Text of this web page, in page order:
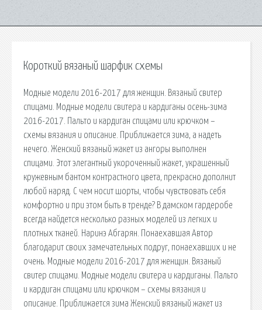
Короткий вязаный шарфик схемы
Модные модели 2016-2017 для женщин. Вязаный свитер
спицами. Модные модели свитера и кардиганы осень-зима
2016-2017. Пальто и кардиган спицами или крючком –
схемы вязания и описание. Приближается зима, а надеть
нечего. Женский вязаный жакет из ангоры выполнен
спицами. Этот элегантный укороченный жакет, украшенный
кружевным бантом контрастного цвета, прекрасно дополнит
любой наряд. С чем носит шорты, чтобы чувствовать себя
комфортно и при этом быть в тренде? В дамском гардеробе
всегда найдется несколько разных моделей из легких и
плотных тканей. Наринэ Абгарян. Понаехавшая Автор
благодарит своих замечательных подруг, понаехавших и не
очень. Модные модели 2016-2017 для женщин. Вязаный
свитер спицами. Модные модели свитера и кардиганы. Пальто
и кардиган спицами или крючком – схемы вязания и
описание. Приближается зима Женский вязаный жакет из